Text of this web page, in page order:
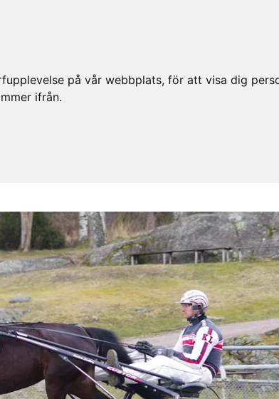
på vår webbplats, för att visa dig
ifrån.